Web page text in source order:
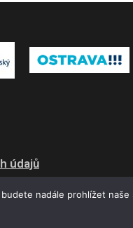
údajů
rights reserved
nadále prohlížet